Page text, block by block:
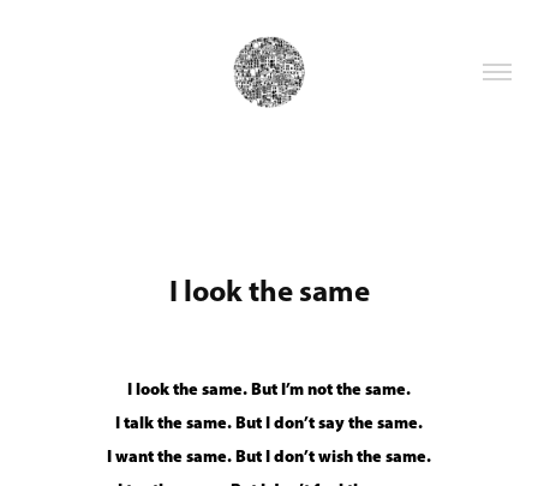
I look the same
I look the same. But I’m not the same.
I talk the same. But I don’t say the same.
I want the same. But I don’t wish the same.